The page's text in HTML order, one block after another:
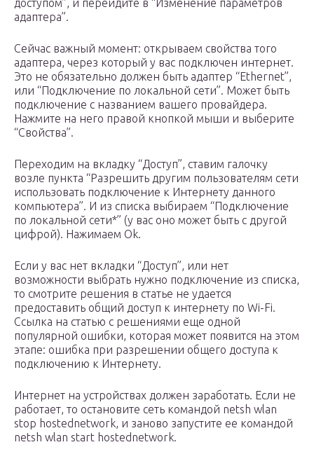
доступом”, и перейдите в “Изменение параметров
адаптера”.
Сейчас важный момент: открываем свойства того
адаптера, через который у вас подключен интернет.
Это не обязательно должен быть адаптер “Ethernet”,
или “Подключение по локальной сети”. Может быть
подключение с названием вашего провайдера.
Нажмите на него правой кнопкой мыши и выберите
“Свойства”.
Переходим на вкладку “Доступ”, ставим галочку
возле пункта “Разрешить другим пользователям сети
использовать подключение к Интернету данного
компьютера”. И из списка выбираем “Подключение
по локальной сети*” (у вас оно может быть с другой
цифрой). Нажимаем Ok.
Если у вас нет вкладки “Доступ”, или нет
возможности выбрать нужно подключение из списка,
то смотрите решения в статье не удается
предоставить общий доступ к интернету по Wi-Fi.
Ссылка на статью с решениями еще одной
популярной ошибки, которая может появится на этом
этапе: ошибка при разрешении общего доступа к
подключению к Интернету.
Интернет на устройствах должен заработать. Если не
работает, то остановите сеть командой netsh wlan
stop hostednetwork, и заново запустите ее командой
netsh wlan start hostednetwork.